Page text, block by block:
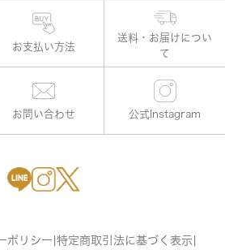
お支払い方法
お問い合わせ 公式Instagram
ポリシー 特定商取引法に基づく表示